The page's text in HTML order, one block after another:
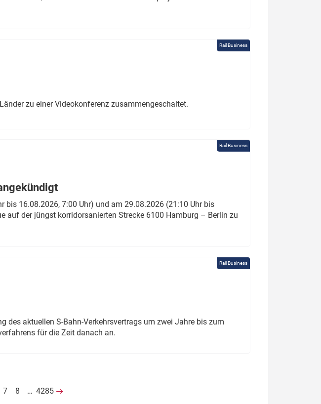
Rail Business
zu einer Videokonferenz zusammengeschaltet.
Rail Business
bis 16.08.2026, 7:00 Uhr) und am 29.08.2026 (21:10 Uhr bis
auf der jüngst korridorsanierten Strecke 6100 Hamburg – Berlin zu
Rail Business
des aktuellen S-Bahn-Verkehrsvertrags um zwei Jahre bis zum
für die Zeit danach an.
7 8 … 4285